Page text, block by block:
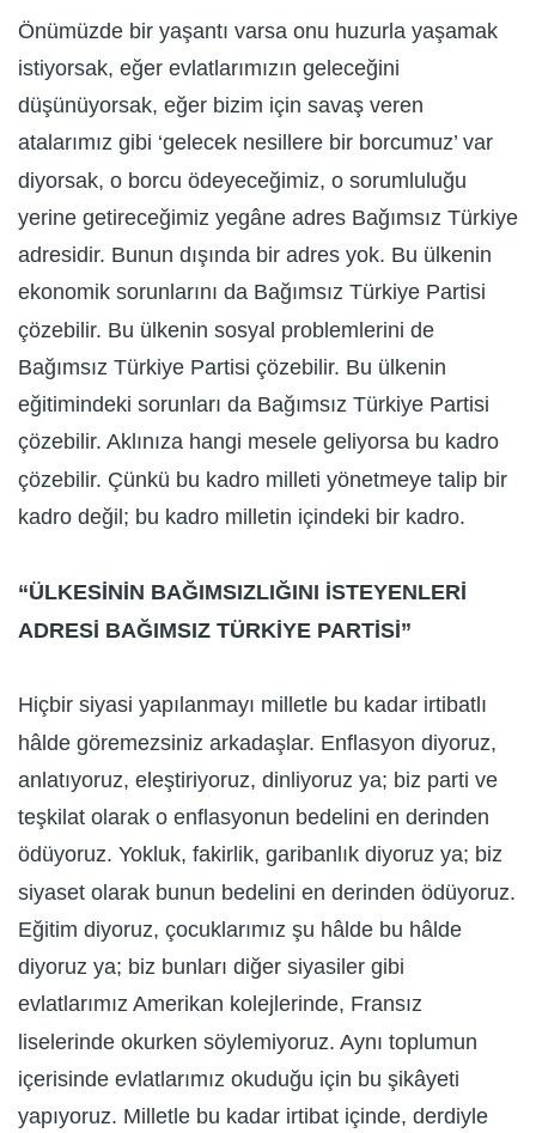
Önümüzde bir yaşantı varsa onu huzurla yaşamak
istiyorsak, eğer evlatlarımızın geleceğini
düşünüyorsak, eğer bizim için savaş veren
atalarımız gibi ‘gelecek nesillere bir borcumuz’ var
diyorsak, o borcu ödeyeceğimiz, o sorumluluğu
yerine getireceğimiz yegâne adres Bağımsız Türkiye
adresidir. Bunun dışında bir adres yok. Bu ülkenin
ekonomik sorunlarını da Bağımsız Türkiye Partisi
çözebilir. Bu ülkenin sosyal problemlerini de
Bağımsız Türkiye Partisi çözebilir. Bu ülkenin
eğitimindeki sorunları da Bağımsız Türkiye Partisi
çözebilir. Aklınıza hangi mesele geliyorsa bu kadro
çözebilir. Çünkü bu kadro milleti yönetmeye talip bir
kadro değil; bu kadro milletin içindeki bir kadro.
“ÜLKESİNİN BAĞIMSIZLIĞINI İSTEYENLERİ
ADRESİ BAĞIMSIZ TÜRKİYE PARTİSİ”
Hiçbir siyasi yapılanmayı milletle bu kadar irtibatlı
hâlde göremezsiniz arkadaşlar. Enflasyon diyoruz,
anlatıyoruz, eleştiriyoruz, dinliyoruz ya; biz parti ve
teşkilat olarak o enflasyonun bedelini en derinden
ödüyoruz. Yokluk, fakirlik, garibanlık diyoruz ya; biz
siyaset olarak bunun bedelini en derinden ödüyoruz.
Eğitim diyoruz, çocuklarımız şu hâlde bu hâlde
diyoruz ya; biz bunları diğer siyasiler gibi
evlatlarımız Amerikan kolejlerinde, Fransız
liselerinde okurken söylemiyoruz. Aynı toplumun
içerisinde evlatlarımız okuduğu için bu şikâyeti
yapıyoruz. Milletle bu kadar irtibat içinde, derdiyle